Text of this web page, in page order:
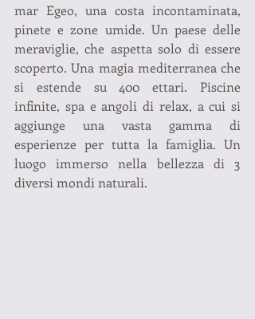
mar Egeo, una costa incontaminata,
pinete e zone umide. Un paese delle
meraviglie, che aspetta solo di essere
scoperto. Una magia mediterranea che
si estende su 400 ettari. Piscine
infinite, spa e angoli di relax, a cui si
aggiunge una vasta gamma di
esperienze per tutta la famiglia. Un
luogo immerso nella bellezza di 3
diversi mondi naturali.